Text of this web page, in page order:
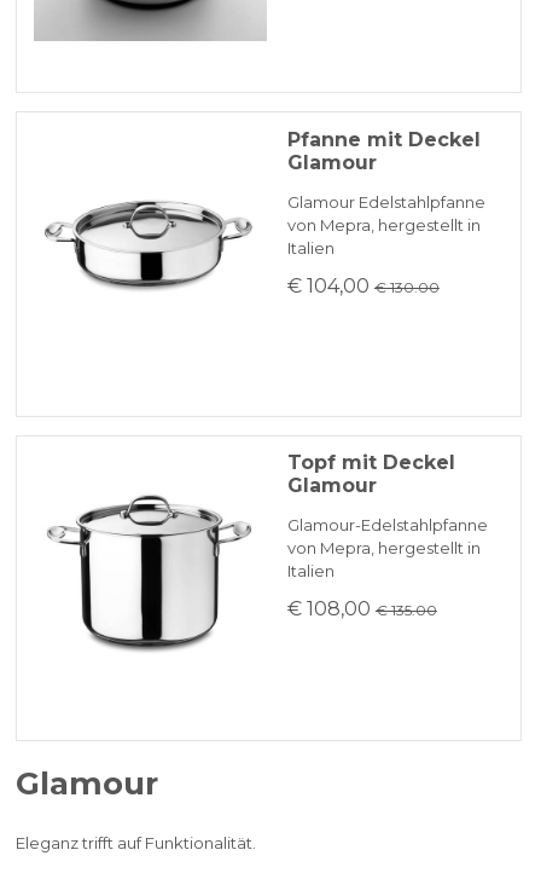
Pfanne mit Deckel
Glamour
Glamour Edelstahlpfanne
von Mepra, hergestellt in
Italien
€ 104,00 € 130.00
Topf mit Deckel
Glamour
Glamour-Edelstahlpfanne
von Mepra, hergestellt in
Italien
€ 108,00 € 135.00
Glamour
Eleganz trifft auf Funktionalität.